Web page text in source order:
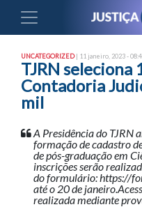
UNCATEGORIZED| 11 janeiro, 2023 -
TJRN seleciona
Contadoria
mil
A Presidência do TJRN
formação de cadastro
de pós-graduação em
inscrições serão
do formulário: https://
até o 20 de
realizada mediante